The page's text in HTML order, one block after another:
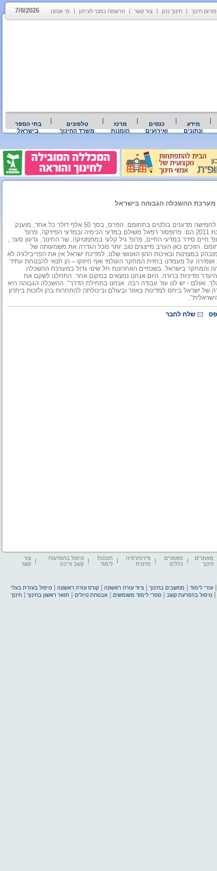
פורום חינוך חינוך נכון צור קשר הרשמה כמנוי לעיתון מי אנחנו 7/8/2026
מידע
ונתונים
כנסים
ואירועים
מרכז
הזמנות
טלפונים
משרד החינוך
בתי הספר
בישראל
ההשכלה הגבוהה בישראל
פרס רוטשילד של קרן יד הנדיב הוענק אתמול, יום א', במשכן הכנסת לחמישה מדענים בולטים בתחומם. הפרס, בסך 50 אלף דולר כל אחד, מוענק
כאות הוקרה לעבודה מחקרית יוצאת דופן ומקורית. הזוכים בפרס לשנת 2011 הם: פרופסור רפאל משולם במדעי הכימיה ובמדעי הפיזיקה, פרופ'
חיים סידר במדעי החיים, פרופ' גיל קלעי במתמטיקה. שר החינוך, גדעון סער ,
הזוכים כאן הערב מייצגים טוב יותר מכל הגדרה את משמעותה של
במצוינות ובאיכות ההון האנושי שלנו. למדינת ישראל אין את הפריבילגיה לא
על מעמדנו בחזית המחקר העולמי ואף חיזוקו – הן תנאי להבטחת עתיד
והמחקר בישראל. בשנתיים האחרונות חל שינוי גדול במערכת ההשכלה
מדיניות ברורה. היום אנחנו נמצאים במקום אחר. התחלנו לשקם את
- יש לנו עוד עבודה רבה. אנחנו בתחילת הדרך". ההשכלה הגבוהה היא
ישראל ביחס למדינות באזור ובעולם וביכולתה להתחרות בהן ולזכות ביתרון
שלח לחבר
מאמרים
חינוך
מאמרים
כללים
פיזיותרפיה
פרטית
תוכנות
לימוד
טיפול בהפרעות
קשב וריכוז
צור
קשר
עזרי לימוד מחשבים בחינוך |ציוד עזרה ראשונה |קורס עזרה ראשונה |טיפול בעזרת בעלי
|טיפול בהפרעת קשב |ספרי לימוד משומשים |אבטחת טיולים תואר ראשון בחינוך |חינוך